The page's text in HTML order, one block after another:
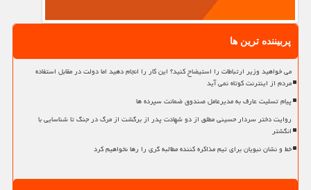
پربیننده ترین ها
می خواهید وزیر ارتباطات را استیضاح کنید؟ این کار را انجام دهید اما دولت در مقابل استفاده
مردم از اینترنت کوتاه نمی آید
پیام تسلیت عارف به مدیرعامل صندوق ضمانت سپرده ها
روایت دختر سردار حسینی مطلق از دو شهادت پدر از برگشت از مرگ در جنگ تا شناسایی با
انگشتر
خط و نشان نبویان برای تیم مذاکره کننده مطالبه گری را رها نخواهیم کرد